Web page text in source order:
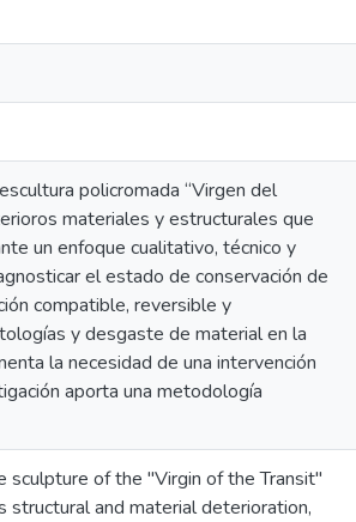
policromada “Virgen del
materiales y estructurales que
un enfoque cualitativo, técnico y
el estado de conservación de
compatible, reversible y
y desgaste de material en la
la necesidad de una intervención
aporta una metodología
sculpture of the "Virgin of the Transit"
structural and material deterioration,